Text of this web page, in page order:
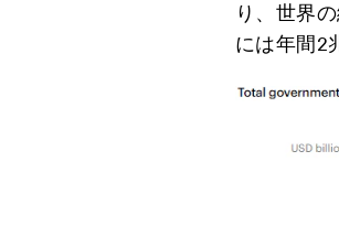
り、世界
には年間2